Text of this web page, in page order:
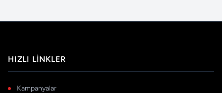
HIZLI LINKLER
Kampanyalar